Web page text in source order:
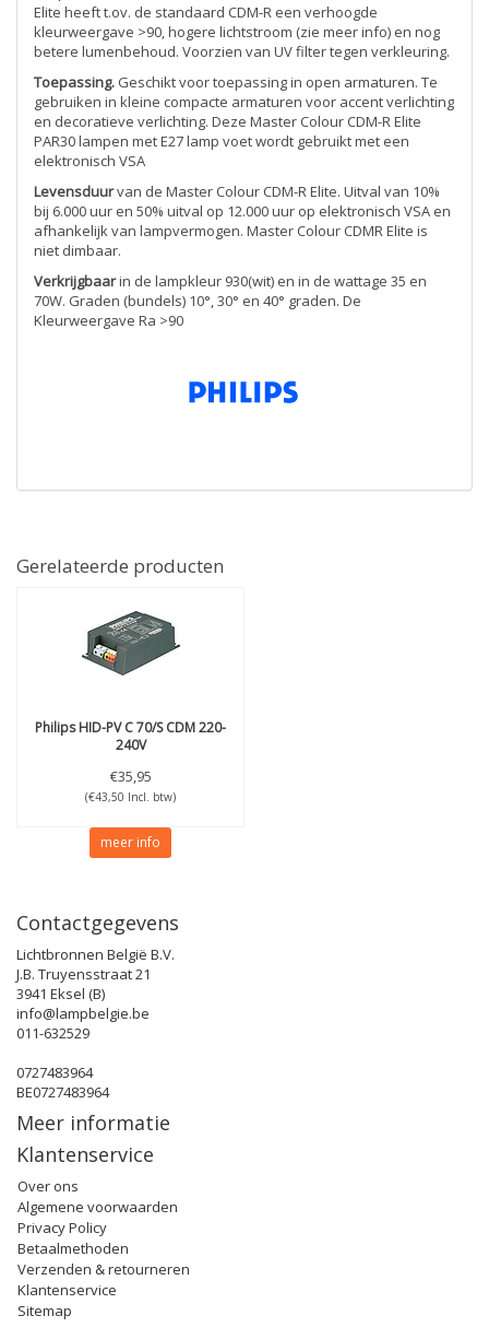
Elite heeft t.ov. de standaard CDM-R een verhoogde
kleurweergave >90, hogere lichtstroom (zie meer info) en nog
betere lumenbehoud. Voorzien van UV filter tegen verkleuring.
Toepassing. Geschikt voor toepassing in open armaturen. Te
gebruiken in kleine compacte armaturen voor accent verlichting
en decoratieve verlichting. Deze Master Colour CDM-R Elite
PAR30 lampen met E27 lamp voet wordt gebruikt met een
elektronisch VSA
Levensduurvan de Master Colour CDM-R Elite. Uitval van 10%
bij 6.000 uur en 50% uitval op 12.000 uur op elektronisch VSA en
afhankelijk van lampvermogen. Master Colour CDMR Elite is
niet dimbaar.
Verkrijgbaarin de lampkleur 930(wit) en in de wattage 35 en
70W. Graden (bundels) 10°, 30° en 40° graden. De
Kleurweergave Ra >90
Gerelateerde producten
PhilipsHID-PV C 70/S CDM 220-
240V
€35,95
(€43,50 Incl. btw)
meer info
Contactgegevens
Lichtbronnen België B.V.
J.B. Truyensstraat 21
3941 Eksel (B)
info@lampbelgie.be
011-632529
0727483964
BE0727483964
Meer informatie
Klantenservice
Over ons
Algemene voorwaarden
Privacy Policy
Betaalmethoden
Verzenden & retourneren
Klantenservice
Sitemap